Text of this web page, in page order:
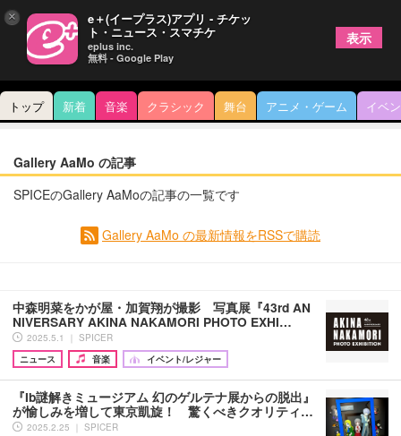
トップ 新着 音楽 クラシック 舞台 アニメ・ゲーム イベ
Gallery AaMo の記事
SPICEのGallery AaMoの記事の一覧です
Gallery AaMo の最新情報をRSSで購読
中森明菜をかが屋・加賀翔が撮影 写真展『43rd AN
NIVERSARY AKINA NAKAMORI PHOTO EXHI…
2025.5.1 ｜ SPICER
ニュース
音楽 イベント/レジャー
『Ib謎解きミュージアム 幻のゲルテナ展からの脱出』
が愉しみを増して東京凱旋！ 驚くべきクオリティ…
2025.2.25 ｜ SPICER
× e＋(イープラス)アプリ - チケッ
ト・ニュース・スマチケ
eplus inc.
無料 - Google Play
表示